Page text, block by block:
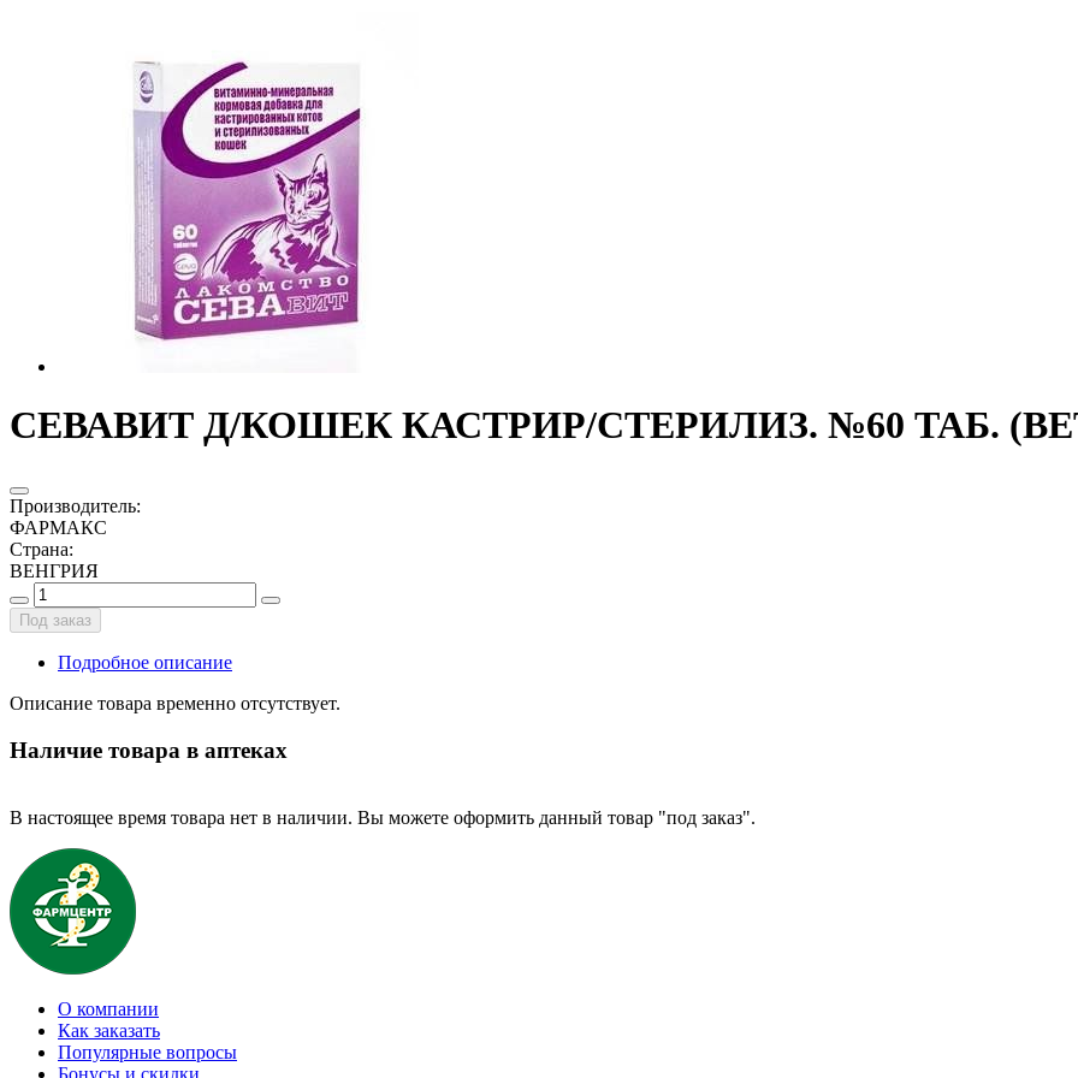
СЕВАВИТ Д/КОШЕК КАСТРИР/СТЕРИЛИЗ. №60 ТАБ.
Производитель:
ФАРМАКС
Страна:
ВЕНГРИЯ
Под заказ
Подробное описание
Описание товара временно отсутствует.
Наличие товара в аптеках
В настоящее время товара нет в наличии. Вы можете оформить данный товар "под заказ".
О компании
Как заказать
Популярные вопросы